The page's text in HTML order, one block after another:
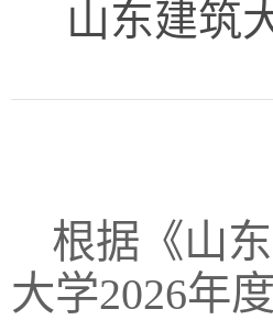
山东建筑
根据《山
大学2026年